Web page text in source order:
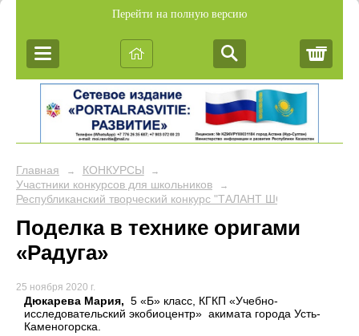
Перейти на полную версию
Главная → КОНКУРСЫ →
Участники конкурсов для школьников →
Республиканский творческий конкурс "ТАЛАНТ ШОУ"
Поделка в технике оригами
«Радуга»
25 ноября 2020 г.
Дюкарева Мария, 5 «Б» класс, КГКП «Учебно-
исследовательский экобиоцентр» акимата города Усть-
Каменогорска.